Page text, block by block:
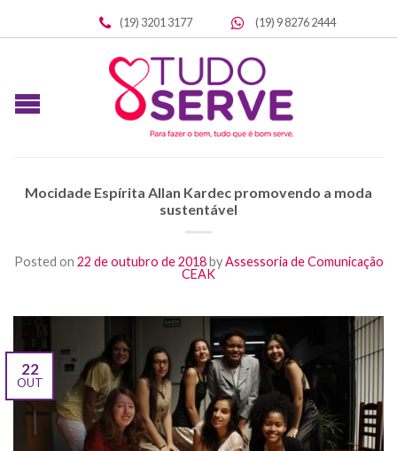
(19) 3201 3177 (19) 9 8276 2444
Mocidade Espírita Allan Kardec promovendo a moda
sustentável
Posted on 22 de outubro de 2018byAssessoria de Comunicação
CEAK
22
OUT